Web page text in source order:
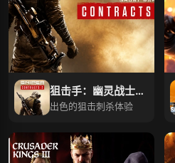
狙击手：幽灵战士契
约2
出色的狙击刺杀体验